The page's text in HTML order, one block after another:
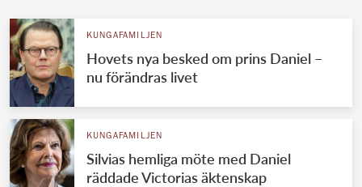
KUNGAFAMILJEN
Hovets nya besked om prins Daniel –
nu förändras livet
KUNGAFAMILJEN
Silvias hemliga möte med Daniel
räddade Victorias äktenskap